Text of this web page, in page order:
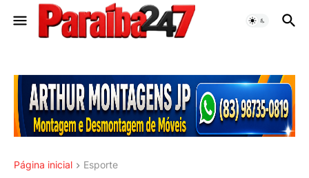
Página inicial Esporte